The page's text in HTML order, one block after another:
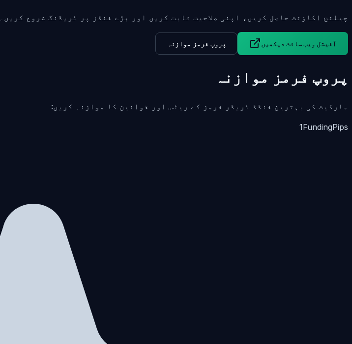
چیلنج اکاؤنٹ حاصل کریں، اپنی صلاحیت ثابت کریں اور بڑے فنڈز پر ٹریڈنگ شروع کریں۔
آفیشل ویب سائٹ دیکھیں پروپ فرمز موازنہ
پروپ فرمز موازنہ
مارکیٹ کی بہترین فنڈڈ ٹریڈر فرمز کے ریٹس اور قوانین کا موازنہ کریں:
1FundingPips